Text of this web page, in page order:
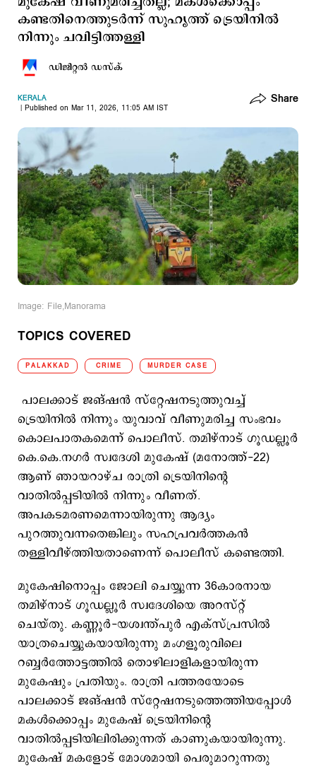
കണ്ടതിനെത്തുടര്‍ന്ന് സുഹൃത്ത് ട്രെയിനില്‍
നിന്നും ചവിട്ടിത്തള്ളി
ഡിജിറ്റല്‍ ഡസ്ക്
KERALA
Published on Mar 11, 2026, 11:05 AM IST
Share
Image: File,Manorama
TOPICS COVERED
PALAKKAD CRIME MURDER CASE
പാലക്കാട് ജങ്ഷന്‍ സ്റ്റേഷനടുത്തുവച്ച്
ട്രെയിനില്‍ നിന്നും യുവാവ് വീണുമരിച്ച സംഭവം
കൊലപാതകമെന്ന് പൊലീസ്. തമിഴ്‌നാട് ഗൂഡല്ലൂർ
കെ.കെ.നഗർ സ്വദേശി മുകേഷ് (മനോത്ത്-22)
ആണ് ഞായറാഴ്ച രാത്രി ട്രെയിനിന്‍റെ
വാതില്‍പ്പടിയില്‍ നിന്നും വീണത്.
അപകടമരണമെന്നായിരുന്നു ആദ്യം
പുറത്തുവന്നതെങ്കിലും സഹപ്രവര്‍ത്തകന്‍
തള്ളിവീഴ്ത്തിയതാണെന്ന് പൊലീസ് കണ്ടെത്തി.
മുകേഷിനൊപ്പം ജോലി ചെയ്യുന്ന 36കാരനായ
തമിഴ്‌നാട് ഗൂഡല്ലൂർ സ്വദേശിയെ അറസ്റ്റ്
ചെയ്തു. കണ്ണൂർ-യശ്വന്ത്പുർ എക്‌സ്പ്രസിൽ
യാത്രചെയ്യുകയായിരുന്നു മംഗളൂരുവിലെ
റബ്ബർത്തോട്ടത്തിൽ തൊഴിലാളികളായിരുന്ന
മുകേഷും പ്രതിയും. രാത്രി പത്തരയോടെ
പാലക്കാട് ജങ്ഷൻ സ്റ്റേഷനടുത്തെത്തിയപ്പോള്‍
മകള്‍ക്കൊപ്പം മുകേഷ് ട്രെയിനിന്‍റെ
വാതില്‍പ്പടിയിലിരിക്കുന്നത് കാണുകയായിരുന്നു.
മുകേഷ് മകളോട് മോശമായി പെരുമാറുന്നതു